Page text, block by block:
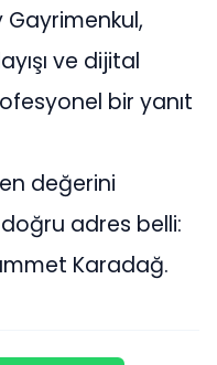
Gayrimenkul,
ve dijital
bir yanıt
değerini
adres belli:
Karadağ.